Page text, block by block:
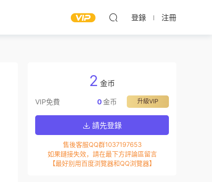
登錄 注冊
2 金币
VIP免費 升級VIP
0金币
請先登錄
售後客服QQ群1037197653
如果鏈接失效，請在最下方評論區留言
【最好别用百度浏覽器和QQ浏覽器】